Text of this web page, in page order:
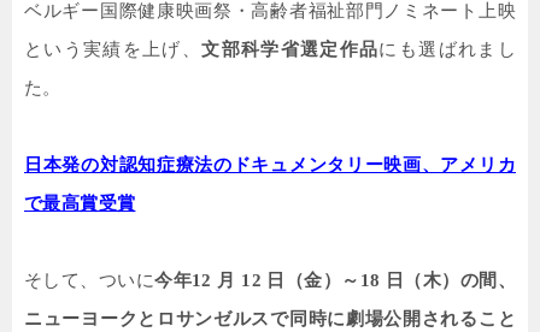
ベルギー国際健康映画祭・高齢者福祉部門ノミネート上映
という実績を上げ、文部科学省選定作品にも選ばれまし
た。
日本発の対認知症療法のドキュメンタリー映画、アメリカ
で最高賞受賞
そして、ついに今年12 月 12 日（金）～ 18
日（木）の間、
ニューヨークとロサンゼルスで同時に劇場公開されること